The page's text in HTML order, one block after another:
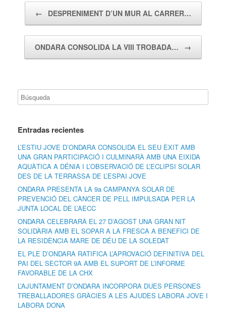
← DESPRENIMENT D’UN MUR AL CARRER…
ONDARA CONSOLIDA LA VIII TROBADA… →
Entradas recientes
L’ESTIU JOVE D’ONDARA CONSOLIDA EL SEU ÈXIT AMB
UNA GRAN PARTICIPACIÓ I CULMINARÀ AMB UNA EIXIDA
AQUÀTICA A DÉNIA I L’OBSERVACIÓ DE L’ECLIPSI SOLAR
DES DE LA TERRASSA DE L’ESPAI JOVE
ONDARA PRESENTA LA 9a CAMPANYA SOLAR DE
PREVENCIÓ DEL CÀNCER DE PELL IMPULSADA PER LA
JUNTA LOCAL DE L’AECC
ONDARA CELEBRARÀ EL 27 D’AGOST UNA GRAN NIT
SOLIDÀRIA AMB EL SOPAR A LA FRESCA A BENEFICI DE
LA RESIDÈNCIA MARE DE DÉU DE LA SOLEDAT
EL PLE D’ONDARA RATIFICA L’APROVACIÓ DEFINITIVA DEL
PAI DEL SECTOR 9A AMB EL SUPORT DE L’INFORME
FAVORABLE DE LA CHX
L’AJUNTAMENT D’ONDARA INCORPORA DUES PERSONES
TREBALLADORES GRÀCIES A LES AJUDES LABORA JOVE I
LABORA DONA